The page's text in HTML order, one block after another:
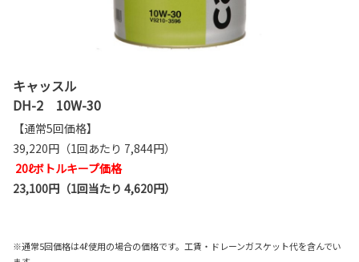
キャッスル
DH-2 10W-30
【通常5回価格】
39,220円（1回あたり 7,844円）
20ℓボトルキープ価格
23,100円（1回当たり 4,620円）
※通常5回価格は4ℓ使用の場合の価格です。工賃・ドレーンガスケット代を含んでい